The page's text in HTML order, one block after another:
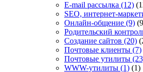
E-mail рассылка (12)
SEO, интернет-
Онлайн-общение (9)
Родительский
Создание сайтов (20)
Почтовые клиенты (7)
Почтовые утилиты
WWW-утилиты (1) (1)